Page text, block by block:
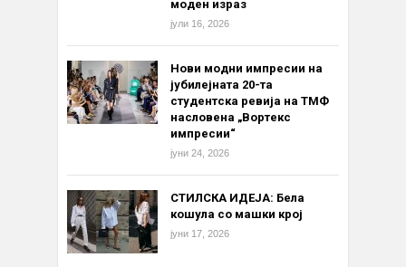
моден израз
јули 16, 2026
Нови модни импресии на
јубилејната 20-та
студентска ревија на ТМФ
насловена „Вортекс
импресии“
јуни 24, 2026
СТИЛСКА ИДЕЈА: Бела
кошула со машки крој
јуни 17, 2026